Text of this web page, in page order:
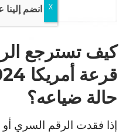
كيف تسترجع
حالة ضياعه؟
إذا فقدت الرقم السري أو
انضم إلينا